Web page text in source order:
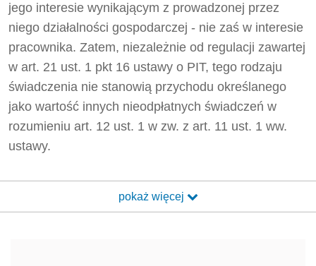
jego interesie wynikającym z prowadzonej przez
niego działalności gospodarczej - nie zaś w interesie
pracownika. Zatem, niezależnie od regulacji zawartej
w art. 21 ust. 1 pkt 16 ustawy o PIT, tego rodzaju
świadczenia nie stanowią przychodu określanego
jako wartość innych nieodpłatnych świadczeń w
rozumieniu art. 12 ust. 1 w zw. z art. 11 ust. 1 ww.
ustawy.
pokaż więcej